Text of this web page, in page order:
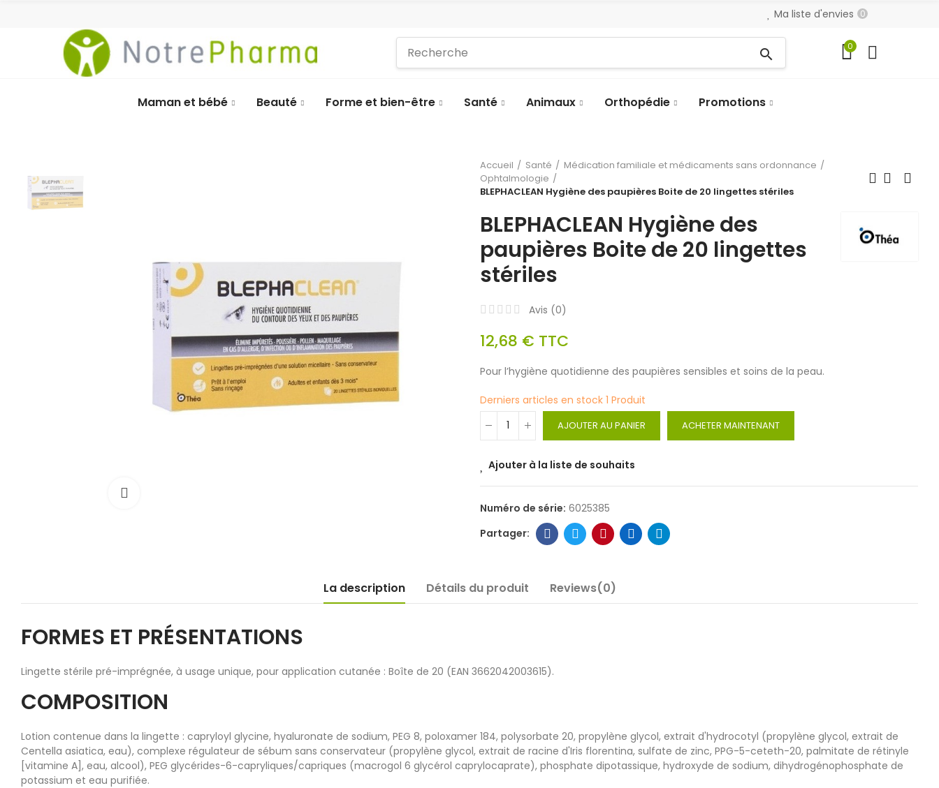
Ma liste d'envies 0
search 0
Maman et bébé Beauté Forme et bien-être Santé Animaux Orthopédie Promotions
Accueil Santé
Médication familiale et médicaments sans ordonnance
Ophtalmologie
BLEPHACLEAN Hygiène des paupières Boite de 20 lingettes stériles
BLEPHACLEAN Hygiène des
paupières Boite de 20 lingettes
stériles
Avis (0)
12,68 € TTC
Pour l’hygiène quotidienne des paupières sensibles et soins de la peau.
Derniers articles en stock 1 Produit
AJOUTER AU PANIER ACHETER MAINTENANT
Ajouter à la liste de souhaits
Numéro de série: 6025385
La description Détails du produit Reviews(0)
FORMES ET PRÉSENTATIONS
Lingette stérile pré-imprégnée, à usage unique, pour application cutanée : Boîte de 20 (EAN 3662042003615).
COMPOSITION
Lotion contenue dans la lingette : capryloyl glycine, hyaluronate de sodium, PEG 8, poloxamer 184, polysorbate 20, propylène glycol, extrait d'hydrocotyl (propylène glycol, extrait de
Centella asiatica, eau), complexe régulateur de sébum sans conservateur (propylène glycol, extrait de racine d'Iris florentina, sulfate de zinc, PPG-5-ceteth-20, palmitate de rétinyle
[vitamine A], eau, alcool), PEG glycérides-6-capryliques/capriques (macrogol 6 glycérol caprylocaprate), phosphate dipotassique, hydroxyde de sodium, dihydrogénophosphate de
potassium et eau purifiée.